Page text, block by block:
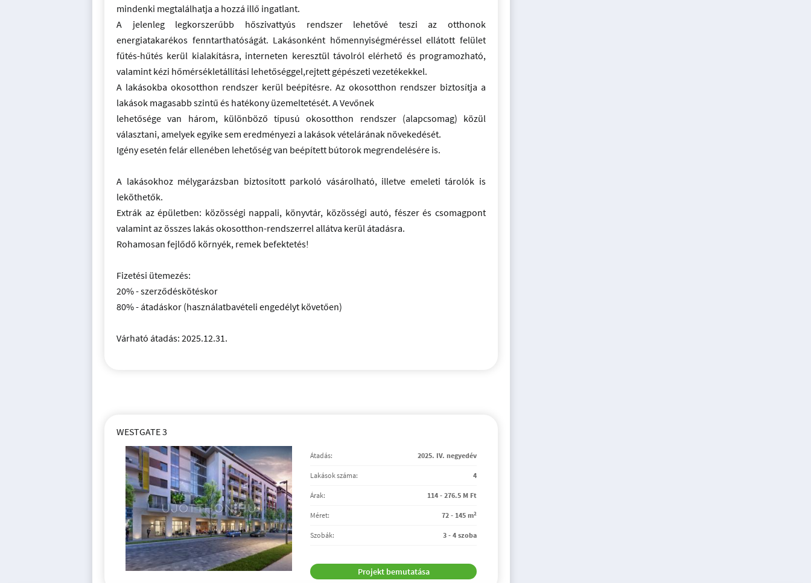
mindenki megtalálhatja a hozzá illő ingatlant.
A jelenleg legkorszerűbb hőszivattyús rendszer lehetővé teszi az otthonok
energiatakarékos fenntarthatóságát. Lakásonként hőmennyiségméréssel ellátott felület
fűtés-hűtés kerül kialakításra, interneten keresztül távolról elérhető és programozható,
valamint kézi hőmérsékletállítási lehetőséggel,rejtett gépészeti vezetékekkel.
A lakásokba okosotthon rendszer kerül beépítésre. Az okosotthon rendszer biztosítja a
lakások magasabb szintű és hatékony üzemeltetését. A Vevőnek
lehetősége van három, különböző típusú okosotthon rendszer (alapcsomag) közül
választani, amelyek egyike sem eredményezi a lakások vételárának növekedését.
Igény esetén felár ellenében lehetőség van beépített bútorok megrendelésére is.
A lakásokhoz mélygarázsban biztosított parkoló vásárolható, illetve emeleti tárolók is
leköthetők.
Extrák az épületben: közösségi nappali, könyvtár, közösségi autó, fészer és csomagpont
valamint az összes lakás okosotthon-rendszerrel allátva kerül átadásra.
Rohamosan fejlődő környék, remek befektetés!
Fizetési ütemezés:
20% - szerződéskötéskor
80% - átadáskor (használatbavételi engedélyt követően)
Várható átadás: 2025.12.31.
WESTGATE 3
Átadás: 2025. IV. negyedév
Lakások száma: 4
Árak: 114 - 276.5 M Ft
Méret: 72 - 145 m2
Szobák: 3 - 4 szoba
Projekt bemutatása